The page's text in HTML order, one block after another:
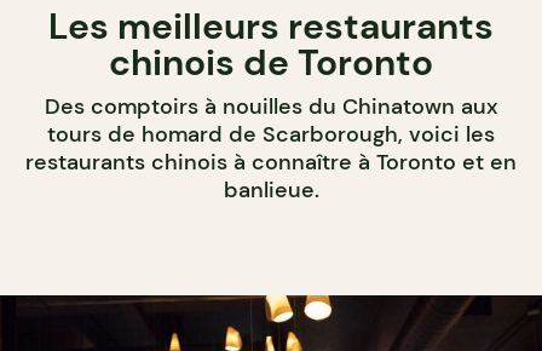
Les meilleurs restaurants
chinois de Toronto
Des comptoirs à nouilles du Chinatown aux
tours de homard de Scarborough, voici les
restaurants chinois à connaître à Toronto et en
banlieue.